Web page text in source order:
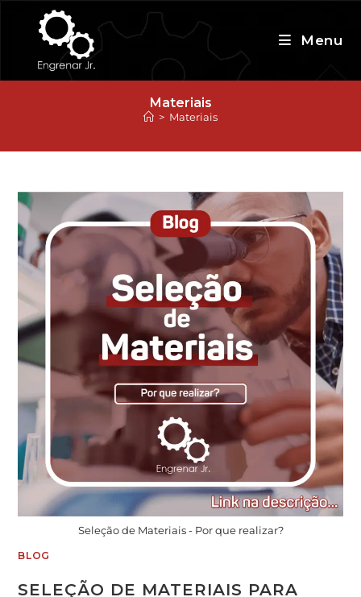
conteúdo
Menu
Materiais
> Materiais
Seleção de Materiais - Por que realizar?
BLOG
SELEÇÃO DE MATERIAIS PARA